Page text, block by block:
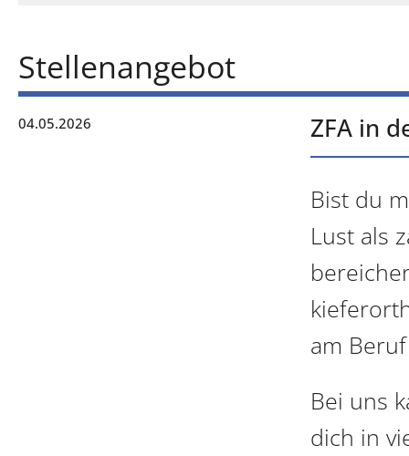
Stellenangebot
04.05.2026 ZFA in
Bist du
Lust als
am
Bei uns
dich in